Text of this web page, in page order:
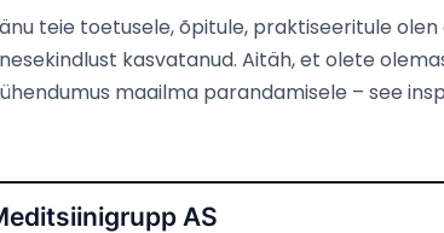
teie toetusele, õpitule, praktiseeritule
kasvatanud. Aitäh, et olete
maailma parandamisele – see
AS